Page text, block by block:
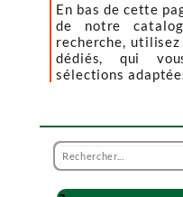
En bas de cette
de notre
recherche,
dédiés, qui
sélections